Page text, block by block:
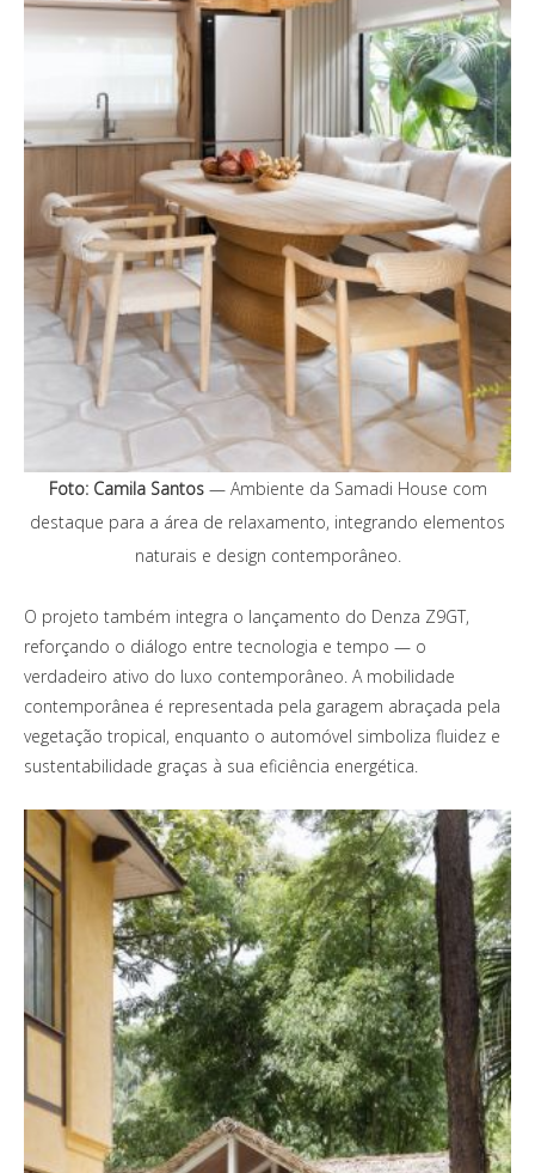
Foto: Camila Santos— Ambiente da Samadi House com
destaque para a área de relaxamento, integrando elementos
naturais e design contemporâneo.
O projeto também integra o lançamento do Denza Z9GT,
reforçando o diálogo entre tecnologia e tempo — o
verdadeiro ativo do luxo contemporâneo. A mobilidade
contemporânea é representada pela garagem abraçada pela
vegetação tropical, enquanto o automóvel simboliza fluidez e
sustentabilidade graças à sua eficiência energética.